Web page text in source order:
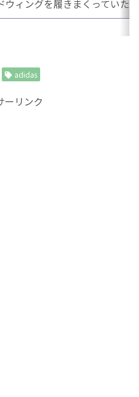
ウィングを履きまくっていた
adidas
ーリンク